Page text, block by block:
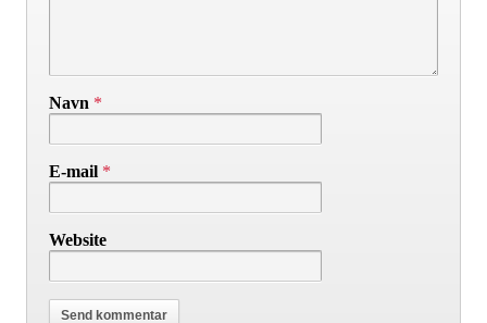
Navn *
E-mail *
Website